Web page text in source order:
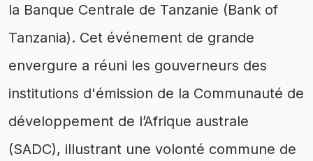
la Banque Centrale de Tanzanie (Bank of
Tanzania). Cet événement de grande
envergure a réuni les gouverneurs des
institutions d'émission de la Communauté de
développement de l’Afrique australe
(SADC), illustrant une volonté commune de